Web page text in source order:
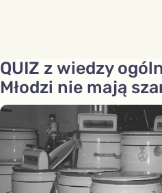
QUIZ z wiedzy
Młodzi nie mają